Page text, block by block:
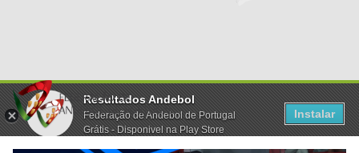
Resultados Andebol
Federação de Andebol de Portugal
Grátis - Disponivel na Play Store
Instalar